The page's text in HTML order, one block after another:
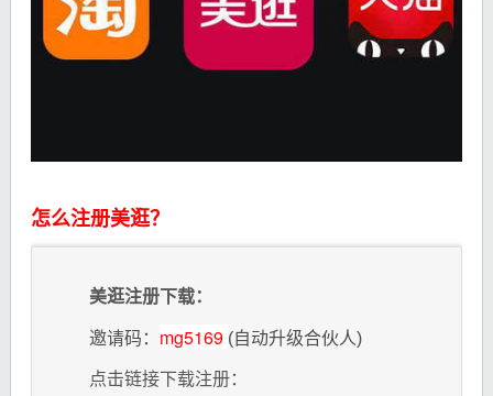
怎么注册美逛？
美逛注册下载：
邀请码： mg5169 (自动升级合伙人)
点击链接下载注册：